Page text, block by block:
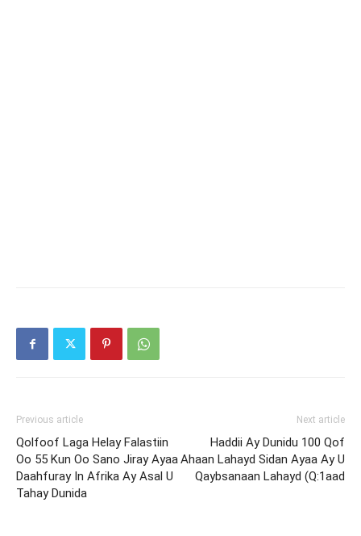
Previous article
Qolfoof Laga Helay Falastiin
Oo 55 Kun Oo Sano Jiray Ayaa
Daahfuray In Afrika Ay Asal U
Tahay Dunida
Next article
Haddii Ay Dunidu 100 Qof
Ahaan Lahayd Sidan Ayaa Ay U
Qaybsanaan Lahayd (Q:1aad